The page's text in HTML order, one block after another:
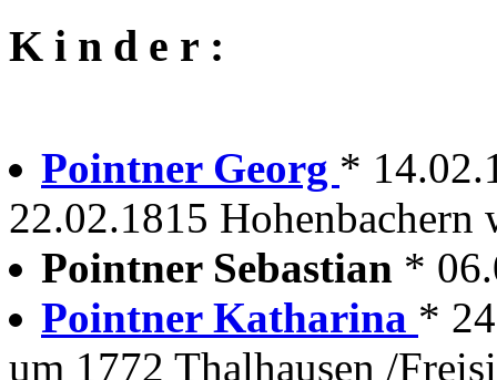
K i n d e r :
Pointner Georg *
22.02.1815 Hohenbachern
Pointner Sebastian *
Pointner Katharina *
um 1772 Thalhausen /